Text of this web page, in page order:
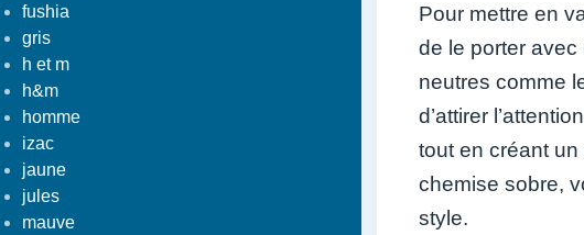
fushia
gris
h et m
h&m
homme
izac
jaune
jules
mauve
Pour mettre en
de le porter
neutres comme
d’attirer
tout en créant
chemise sobre,
style.